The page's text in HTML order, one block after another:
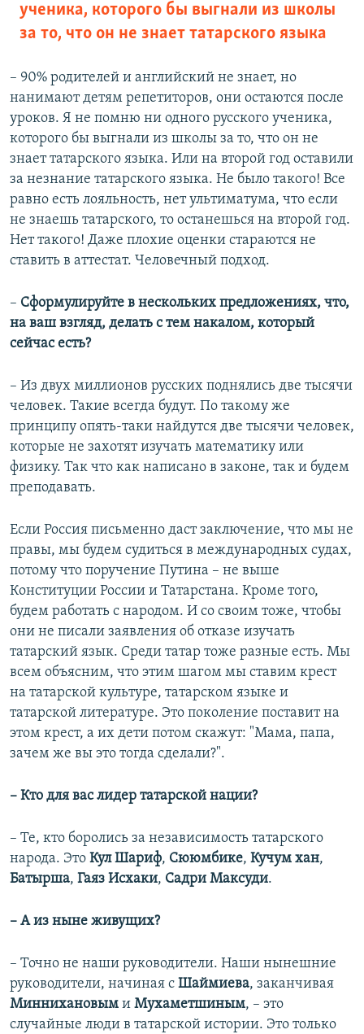
ученика, которого бы выгнали из школы
за то, что он не знает татарского языка
– 90% родителей и английский не знает, но
нанимают детям репетиторов, они остаются после
уроков. Я не помню ни одного русского ученика,
которого бы выгнали из школы за то, что он не
знает татарского языка. Или на второй год оставили
за незнание татарского языка. Не было такого! Все
равно есть лояльность, нет ультиматума, что если
не знаешь татарского, то останешься на второй год.
Нет такого! Даже плохие оценки стараются не
ставить в аттестат. Человечный подход.
–​ Сформулируйте в нескольких предложениях, что,
на ваш взгляд, делать с тем накалом, который
сейчас есть?
– Из двух миллионов русских поднялись две тысячи
человек. Такие всегда будут. По такому же
принципу опять-таки найдутся две тысячи человек,
которые не захотят изучать математику или
физику. Так что как написано в законе, так и будем
преподавать. ​
Если Россия письменно даст заключение, что мы не
правы, мы будем судиться в международных судах,
потому что поручение Путина – не выше
Конституции России и Татарстана. Кроме того,
будем работать с народом. И со своим тоже, чтобы
они не писали заявления об отказе изучать
татарский язык. Среди татар тоже разные есть. Мы
всем объясним, что этим шагом мы ставим крест
на татарской культуре, татарском языке и
татарской литературе. Это поколение поставит на
этом крест, а их дети потом скажут: "Мама, папа,
зачем же вы это тогда сделали?".
–​ Кто для вас лидер татарской нации?
– Те, кто боролись за независимость татарского
народа. Это Кул Шариф, Сююмбике, Кучум хан,
Батырша, Гаяз Исхаки, Садри Максуди.
–​ А из ныне живущих?
– Точно не наши руководители. Наши нынешние
руководители, начиная с Шаймиева, заканчивая
Миннихановым и Мухаметшиным, – это
случайные люди в татарской истории. Это только